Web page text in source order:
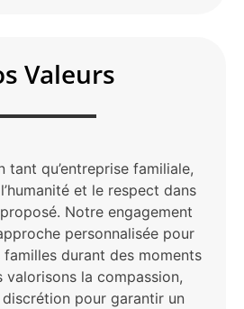
Valeurs
tant qu’entreprise familiale,
et le respect dans
Notre engagement
personnalisée pour
durant des moments
valorisons la compassion,
discrétion pour garantir un